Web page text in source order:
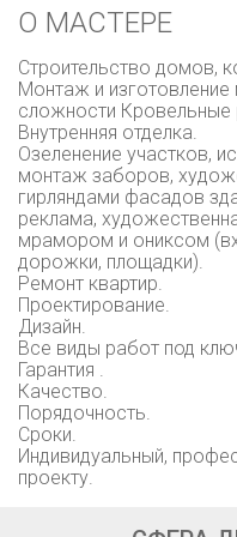
О МАСТЕРЕ
Строительство домов,
Монтаж и
сложности Кровельные
Внутренняя отделка.
Озеленение участков,
монтаж заборов,
гирляндами фасадов
реклама,
мрамором и ониксом
дорожки, площадки).
Ремонт квартир.
Проектирование.
Дизайн.
Все виды работ под
Гарантия .
Качество.
Порядочность.
Сроки.
Индивидуальный,
проекту.